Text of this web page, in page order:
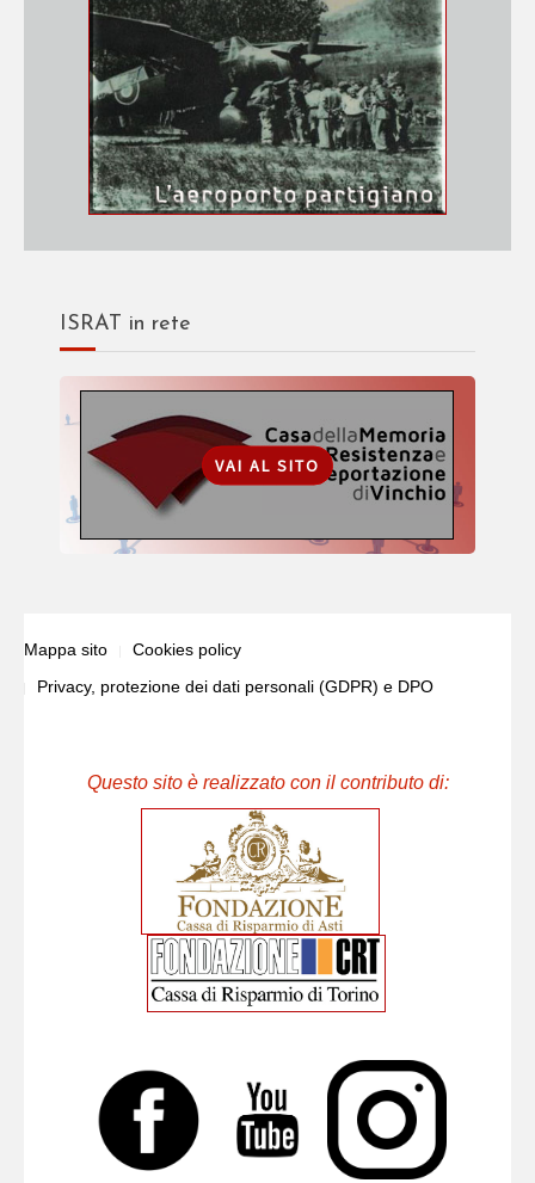
ISRAT in rete
VAI AL SITO
Mappa sito
Cookies policy
Privacy, protezione dei dati personali (GDPR) e DPO
Questo sito è realizzato con il contributo di: